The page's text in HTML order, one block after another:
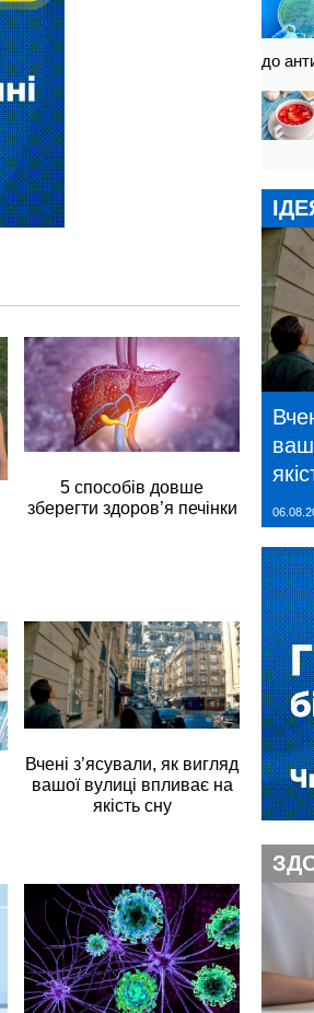
5 способів довше
зберегти здоров’я печінки
Вчені з’ясували, як вигляд
вашої вулиці впливає на
якість сну
до